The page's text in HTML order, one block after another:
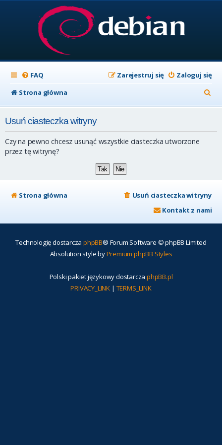
FAQ Zaloguj się
Zarejestruj się
Strona główna
z
Usuń ciasteczka witryny
Czy na pewno chcesz usunąć wszystkie ciasteczka utworzone
przez tę witrynę?
Strona główna
Usuń ciasteczka witryny
Kontakt z nami
Technologię dostarcza phpBB® Forum Software © phpBB Limited
Absolution style byPremium phpBB Styles
Polski pakiet językowy dostarcza phpBB.pl
PRIVACY_LINK | TERMS_LINK